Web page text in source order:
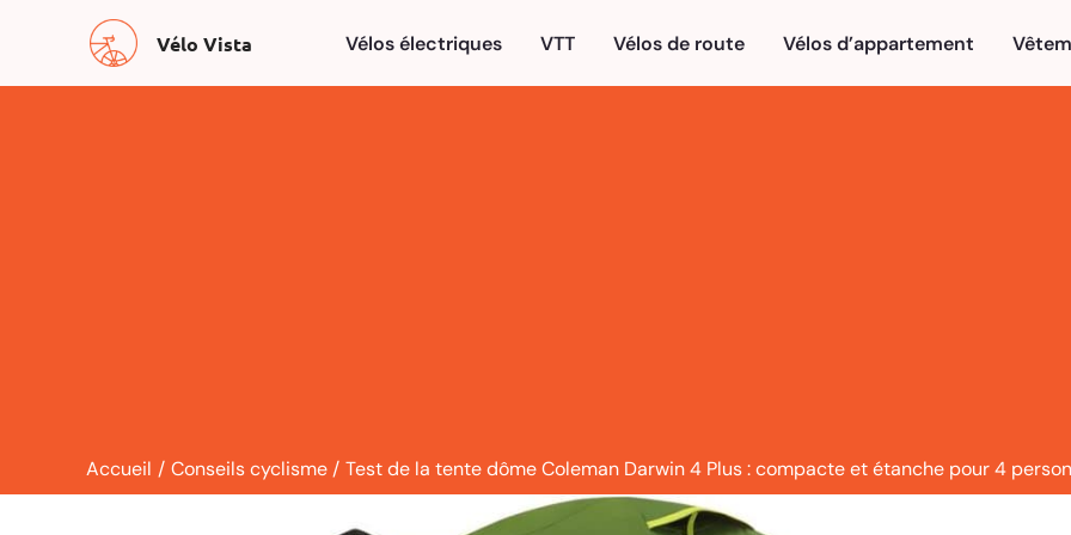
contenu
Vélo Vista Vélos électriques VTT Vélos de route Vélos d’appartement
Accueil Conseils cyclisme Test de la tente dôme Coleman Darwin 4 Plus : compacte et étanche pour 4